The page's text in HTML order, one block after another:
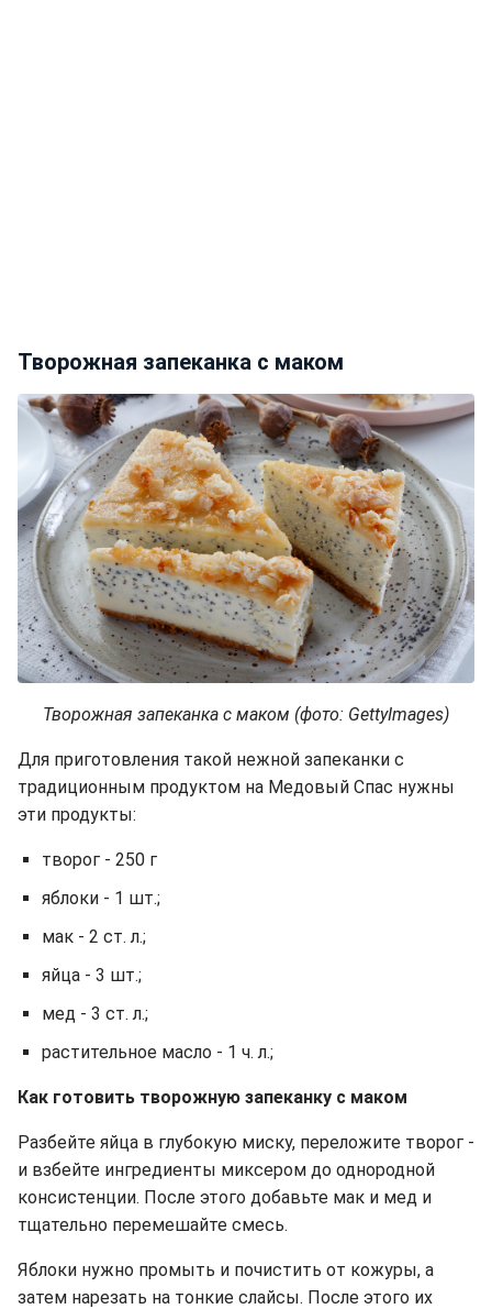
Творожная запеканка с маком
Творожная запеканка с маком (фото: GettyImages)
Для приготовления такой нежной запеканки с
традиционным продуктом на Медовый Спас нужны
эти продукты:
творог - 250 г
яблоки - 1 шт.;
мак - 2 ст. л.;
яйца - 3 шт.;
мед - 3 ст. л.;
растительное масло - 1 ч. л.;
Как готовить творожную запеканку с маком
Разбейте яйца в глубокую миску, переложите творог -
и взбейте ингредиенты миксером до однородной
консистенции. После этого добавьте мак и мед и
тщательно перемешайте смесь.
Яблоки нужно промыть и почистить от кожуры, а
затем нарезать на тонкие слайсы. После этого их